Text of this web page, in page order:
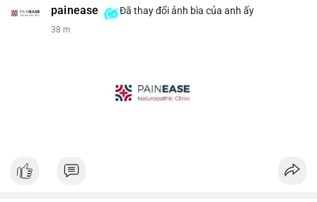
painease Đã thay đổi ảnh bìa của anh ấy
38 m